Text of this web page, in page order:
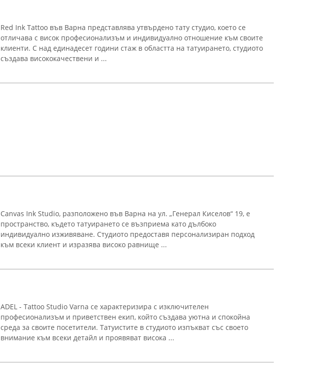
Red Ink Tattoo във Варна представлява утвърдено тату студио, което се
отличава с висок професионализъм и индивидуално отношение към своите
клиенти. С над единадесет години стаж в областта на татуирането, студиото
създава висококачествени и ...
Canvas Ink Studio, разположено във Варна на ул. „Генерал Киселов“ 19, е
пространство, където татуирането се възприема като дълбоко
индивидуално изживяване. Студиото предоставя персонализиран подход
към всеки клиент и изразява високо равнище ...
ADEL - Tattoo Studio Varna се характеризира с изключителен
професионализъм и приветствен екип, който създава уютна и спокойна
среда за своите посетители. Татуистите в студиото изпъкват със своето
внимание към всеки детайл и проявяват висока ...